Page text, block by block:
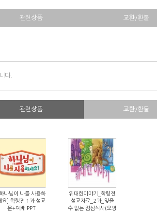
관련상품 교환/환불
다.
관련상품 교환/환불
나님이 나를 사용하
요] 학령전 1과 설교
문+예배 PPT
위대한이야기_학령전
설교자료_2과_잊을
수 없는 점심식사(오병